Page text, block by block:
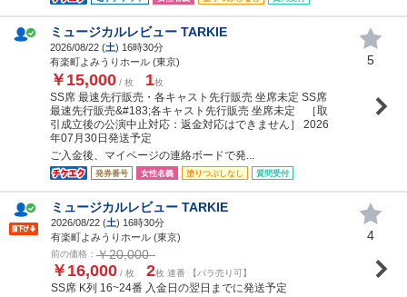
ミュージカルレビュー TARKIE
2026/08/22 (土) 16時30分
有楽町よみうりホール (東京)
￥15,000 / 枚 1枚
SS席 最速先行販売・各キャスト先行販売 坐席未定 SS席
最速先行販売&#183;各キャスト先行販売 坐席未定 ［取
引成立後の公演中止対応：返金対応はできません］ 2026
年07月30日発送予定
ご入金後、マイページの連絡ボードで発...
発券番号 女性名義 塗りつぶしなし 質問受付
5
ミュージカルレビュー TARKIE
2026/08/22 (土) 16時30分
有楽町よみうりホール (東京)
前の価格： ￥20,000
￥16,000 / 枚 2枚 連番 【バラ売り可】
SS席 K列 16~24番 入金日の翌日までに発送予定
4